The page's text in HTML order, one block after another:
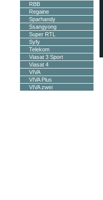
RBB
Regaine
Sparhandy
Ssangyong
Super RTL
Syfy
Telekom
Viasat 3 Sport
Viasat 4
VIVA
VIVA Plus
VIVA zwei